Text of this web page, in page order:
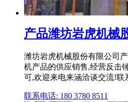
产品潍坊岩虎机械
潍坊岩虎机械股份有限公司
机产品的供应销售,经营反击
可,欢迎来电来涵洽谈交流!联
联系电话: 180 3780 8511